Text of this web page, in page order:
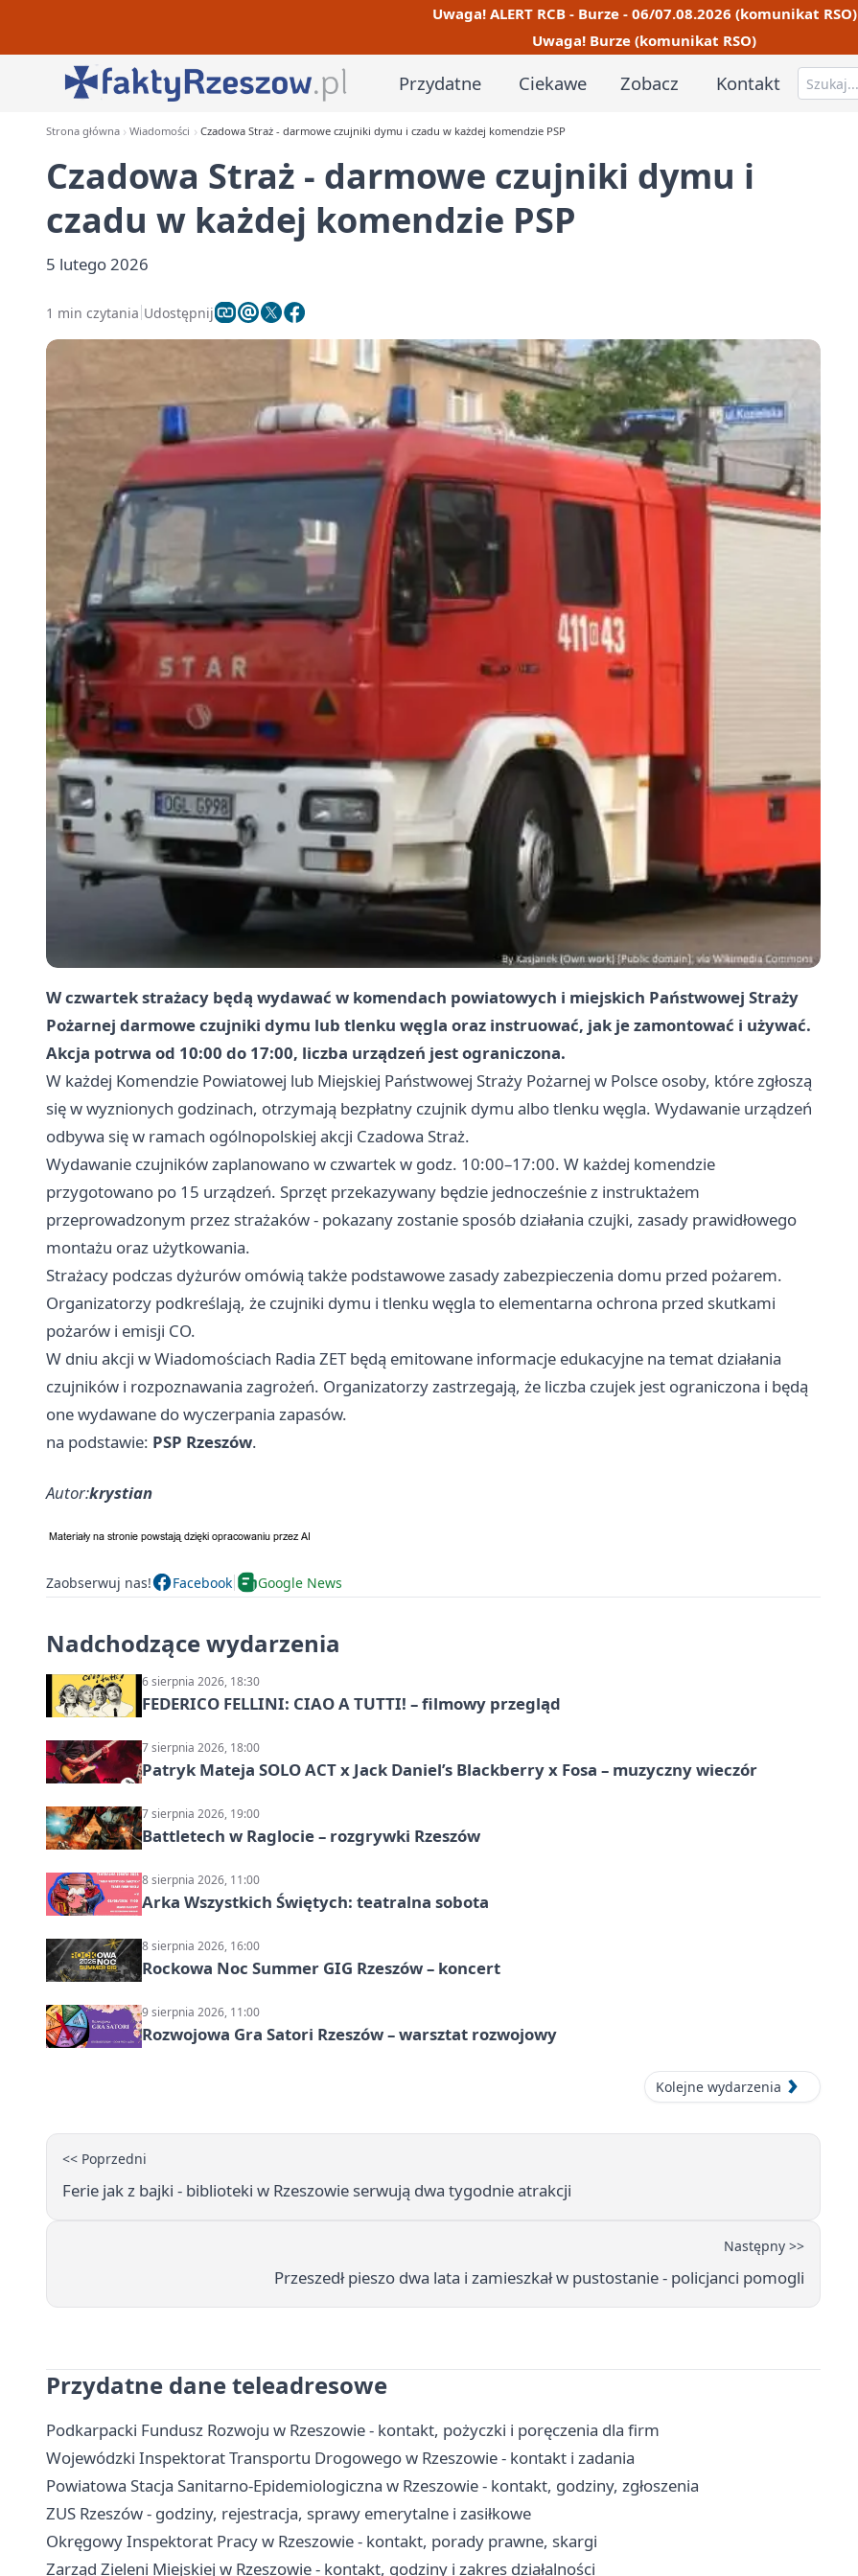
Uwaga! ALERT RCB - Burze - 06/07.08.2026 (komunikat RSO)
Uwaga! Burze (komunikat RSO)
Przydatne Ciekawe Zobacz Kontakt
Strona główna Wiadomości Czadowa Straż - darmowe czujniki dymu i czadu w każdej komendzie PSP
Czadowa Straż - darmowe czujniki dymu i
czadu w każdej komendzie PSP
5 lutego 2026
1 min czytania Udostępnij
W czwartek strażacy będą wydawać w komendach powiatowych i miejskich Państwowej Straży
Pożarnej darmowe czujniki dymu lub tlenku węgla oraz instruować, jak je zamontować i używać.
Akcja potrwa od 10:00 do 17:00, liczba urządzeń jest ograniczona.
W każdej Komendzie Powiatowej lub Miejskiej Państwowej Straży Pożarnej w Polsce osoby, które zgłoszą
się w wyznionych godzinach, otrzymają bezpłatny czujnik dymu albo tlenku węgla. Wydawanie urządzeń
odbywa się w ramach ogólnopolskiej akcji Czadowa Straż.
Wydawanie czujników zaplanowano w czwartek w godz. 10:00–17:00. W każdej komendzie
przygotowano po 15 urządzeń. Sprzęt przekazywany będzie jednocześnie z instruktażem
przeprowadzonym przez strażaków - pokazany zostanie sposób działania czujki, zasady prawidłowego
montażu oraz użytkowania.
Strażacy podczas dyżurów omówią także podstawowe zasady zabezpieczenia domu przed pożarem.
Organizatorzy podkreślają, że czujniki dymu i tlenku węgla to elementarna ochrona przed skutkami
pożarów i emisji CO.
W dniu akcji w Wiadomościach Radia ZET będą emitowane informacje edukacyjne na temat działania
czujników i rozpoznawania zagrożeń. Organizatorzy zastrzegają, że liczba czujek jest ograniczona i będą
one wydawane do wyczerpania zapasów.
na podstawie: PSP Rzeszów.
Autor:krystian
Zaobserwuj nas! Facebook Google News
Nadchodzące wydarzenia
6 sierpnia 2026, 18:30
FEDERICO FELLINI: CIAO A TUTTI! – filmowy przegląd
7 sierpnia 2026, 18:00
Patryk Mateja SOLO ACT x Jack Daniel’s Blackberry x Fosa – muzyczny wieczór
7 sierpnia 2026, 19:00
Battletech w Raglocie – rozgrywki Rzeszów
8 sierpnia 2026, 11:00
Arka Wszystkich Świętych: teatralna sobota
8 sierpnia 2026, 16:00
Rockowa Noc Summer GIG Rzeszów – koncert
9 sierpnia 2026, 11:00
Rozwojowa Gra Satori Rzeszów – warsztat rozwojowy
Kolejne wydarzenia
<< Poprzedni
Ferie jak z bajki - biblioteki w Rzeszowie serwują dwa tygodnie atrakcji
Następny >>
Przeszedł pieszo dwa lata i zamieszkał w pustostanie - policjanci pomogli
Przydatne dane teleadresowe
Podkarpacki Fundusz Rozwoju w Rzeszowie - kontakt, pożyczki i poręczenia dla firm
Wojewódzki Inspektorat Transportu Drogowego w Rzeszowie - kontakt i zadania
Powiatowa Stacja Sanitarno-Epidemiologiczna w Rzeszowie - kontakt, godziny, zgłoszenia
ZUS Rzeszów - godziny, rejestracja, sprawy emerytalne i zasiłkowe
Okręgowy Inspektorat Pracy w Rzeszowie - kontakt, porady prawne, skargi
Zarząd Zieleni Miejskiej w Rzeszowie - kontakt, godziny i zakres działalności